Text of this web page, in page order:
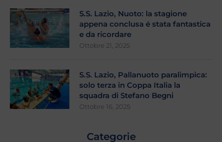
S.S. Lazio, Nuoto: la stagione
appena conclusa é stata fantastica
e da ricordare
Ottobre 21, 2025
S.S. Lazio, Pallanuoto paralimpica:
solo terza in Coppa Italia la
squadra di Stefano Begni
Ottobre 16, 2025
Categorie